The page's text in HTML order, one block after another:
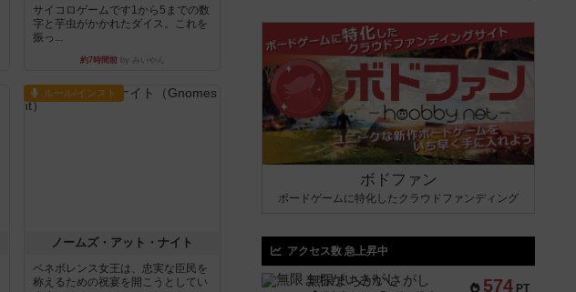
サイコロゲームです1から5までの数
字と芋虫がかかれたダイス。これを
振っ...
約7時間前by みいやん
ルール/インスト
ノームズ・アット・ナイト
ベネボレンス女王は、忠実な臣民を
称えるための祝宴を開こうとしてい
ボドファン
ボードゲームに特化したクラウドファンディング
アクセス数 急上昇中
574 PT
無限まちがいさがし